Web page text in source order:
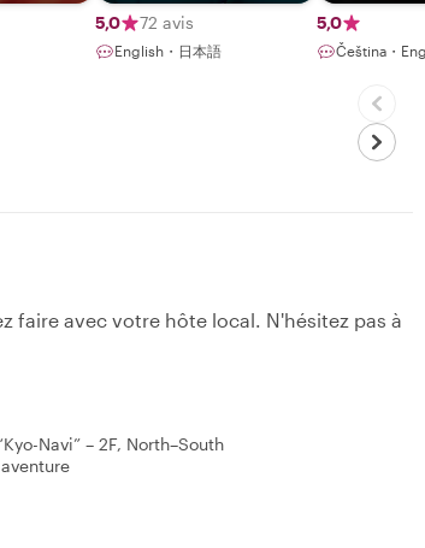
5,0 72 avis
English・日本語
5,0
Čeština・
faire avec votre hôte local. N'hésitez pas à
Navi” – 2F, North–South